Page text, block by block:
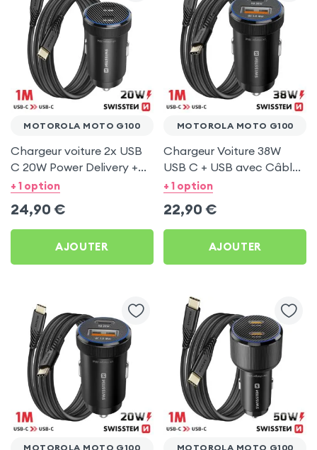
MOTOROLA MOTO G100
Chargeur voiture 2x USB
C 20W Power Delivery +
Câble USB C 60W pour
+ 1 option
24,90 €
AJOUTER
MOTOROLA MOTO G100
Chargeur Voiture 38W
USB C + USB avec Câble
type C Swissten pour
+ 1 option
22,90 €
AJOUTER
MOTOROLA MOTO G100 MOTOROLA MOTO G100